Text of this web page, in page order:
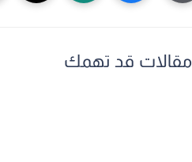
مقالات قد تهمك